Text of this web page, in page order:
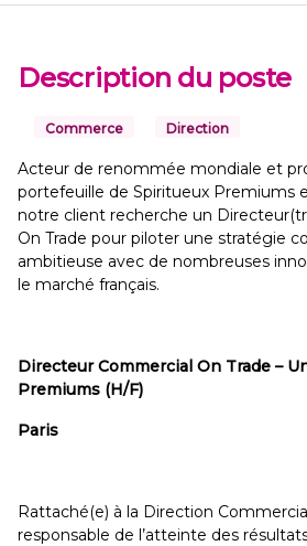
Description du poste
Commerce Direction
Acteur de renommée mondiale et
portefeuille de Spiritueux Premiums
notre client recherche un
On Trade pour piloter une stratégie
ambitieuse avec de nombreuses
le marché français.
Directeur Commercial On Trade –
Premiums (H/F)
Paris
Rattaché(e) à la Direction
responsable de l’atteinte des